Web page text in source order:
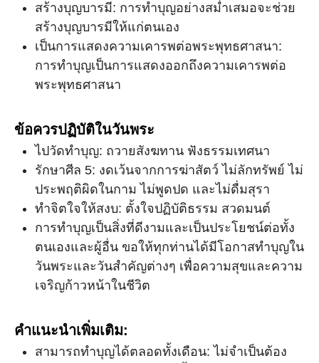
สร้างบุญบารมี: การทำบุญอย่างสม่ำเสมอจะช่วย
สร้างบุญบารมีให้แก่ตนเอง
เป็นการแสดงความเคารพต่อพระพุทธศาสนา:
การทำบุญเป็นการแสดงออกถึงความเคารพต่อ
พระพุทธศาสนา
ข้อควรปฏิบัติในวันพระ
ไปวัดทำบุญ: ถวายสังฆทาน ฟังธรรมเทศนา
รักษาศีล 5: งดเว้นจากการฆ่าสัตว์ ไม่ลักทรัพย์ ไม่
ประพฤติผิดในกาม ไม่พูดปด และไม่ดื่มสุรา
ทำจิตใจให้สงบ: ตั้งใจปฏิบัติธรรม สวดมนต์
การทำบุญเป็นสิ่งที่ดีงามและเป็นประโยชน์ต่อทั้ง
ตนเองและผู้อื่น ขอให้ทุกท่านได้มีโอกาสทำบุญใน
วันพระและวันสำคัญต่างๆ เพื่อความสุขและความ
เจริญก้าวหน้าในชีวิต
คำแนะนำเพิ่มเติม:
สามารถทำบุญได้ตลอดทั้งเดือน: ไม่จำเป็นต้อง